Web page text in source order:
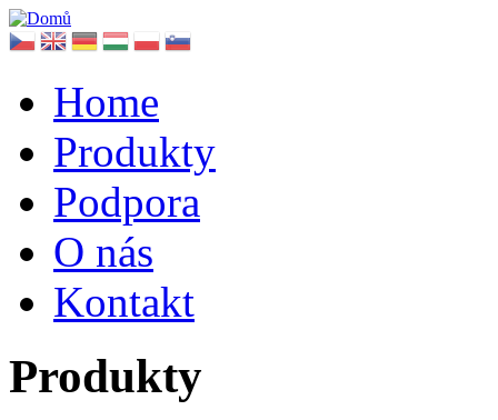
Home
Produkty
Podpora
O nás
Kontakt
Produkty